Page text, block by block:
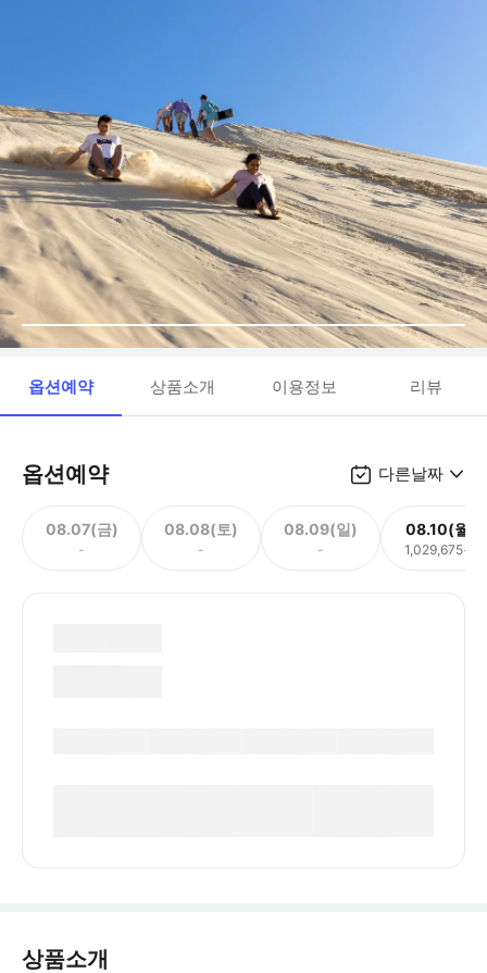
옵션예약 상품소개 이용정보 리뷰
옵션예약 다른날짜
08.07(금)
-
08.08(토)
-
08.09(일)
-
08.10(월)
1,029,675원
상품소개